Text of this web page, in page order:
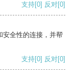
支持[0] 反对[0]
安全性的连接，并帮
支持[0] 反对[0]